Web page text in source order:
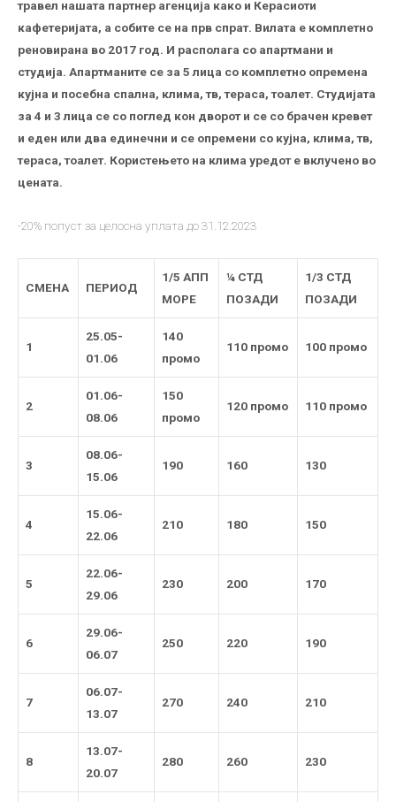
травел нашата партнер агенција како и Керасиоти
кафетеријата, а собите се на прв спрат. Вилата е комплетно
реновирана во 2017 год. И располага со апартмани и
студија. Апартманите се за 5 лица со комплетно опремена
кујна и посебна спална, клима, тв, тераса, тоалет. Студијата
за 4 и 3 лица се со поглед кон дворот и се со брачен кревет
и еден или два единечни и се опремени со кујна, клима, тв,
тераса, тоалет. Користењето на клима уредот е вклучено во
цената.
-20% попуст за целосна уплата до 31.12.2023
СМЕНА ПЕРИОД
1/5 АПП
МОРЕ
¼ СТД
ПОЗАДИ
1/3 СТД
ПОЗАДИ
1
25.05-
01.06
140
промо
110 промо 100 промо
2
01.06-
08.06
150
промо
120 промо 110 промо
3
08.06-
15.06
190 160 130
4
15.06-
22.06
210 180 150
5
22.06-
29.06
230 200 170
6
29.06-
06.07
250 220 190
7
06.07-
13.07
270 240 210
8
13.07-
20.07
280 260 230